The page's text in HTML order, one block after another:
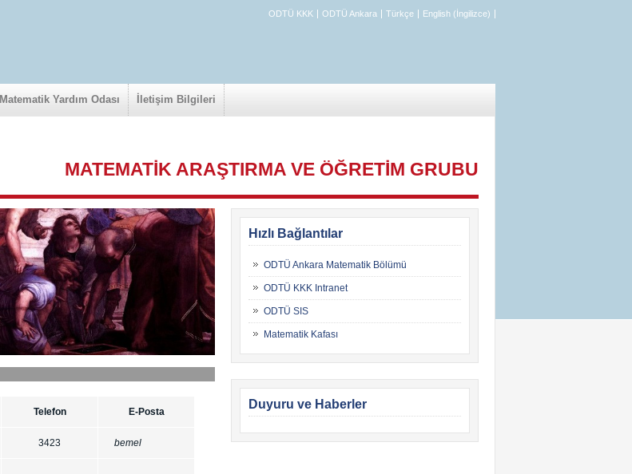
ODTÜ KKK ODTÜ Ankara English (İngilizce)
Türkçe
Matematik Yardım Odası İletişim Bilgileri
MATEMATİK ARAŞTIRMA VE ÖĞRETİM GRUBU
Telefon E-Posta
3423 bemel
Hızlı Bağlantılar
ODTÜ Ankara Matematik Bölümü
ODTÜ KKK Intranet
ODTÜ SIS
Matematik Kafası
Duyuru ve Haberler